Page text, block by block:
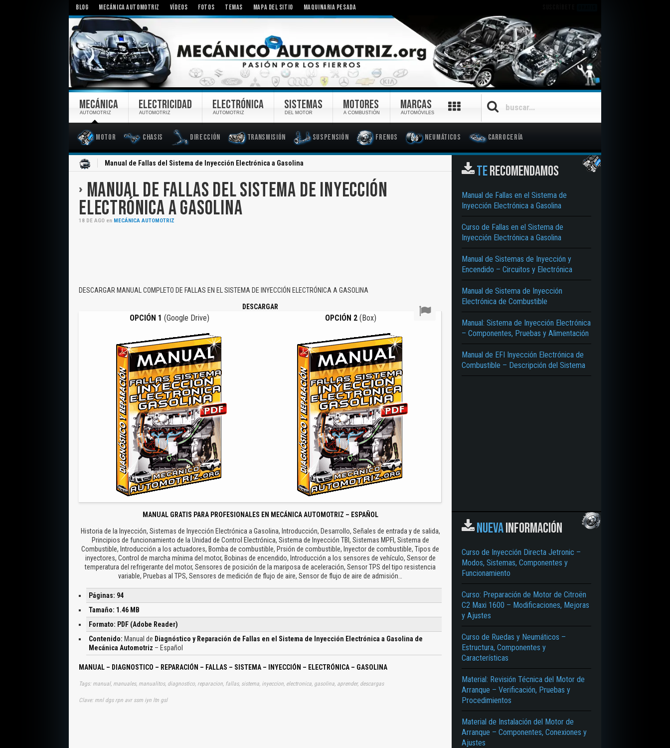
BLOG MECÁNICA AUTOMOTRIZ VÍDEOS FOTOS TEMAS MAPA DEL SITIO MAQUINARIA PESADA
MECÁNICA
AUTOMOTRIZ
Motor Chasis Dirección Transmisión Suspensión Frenos Neumáticos Carrocería
ELECTRICIDAD
AUTOMOTRIZ
ELECTRÓNICA
AUTOMOTRIZ
SISTEMAS
DEL MOTOR
MOTORES
A COMBUSTIÓN
MARCAS
AUTOMÓVILES
Manual de Fallas del Sistema de Inyección Electrónica a Gasolina
MANUAL DE FALLAS DEL SISTEMA DE INYECCIÓN
ELECTRÓNICA A GASOLINA
18 DE AGO en MECÁNICA AUTOMOTRIZ
DESCARGAR MANUAL COMPLETO DE FALLAS EN EL SISTEMA DE INYECCIÓN ELECTRÓNICA A GASOLINA
DESCARGAR
OPCIÓN 1 (Google Drive) OPCIÓN 2(Box)
MANUAL GRATIS PARA PROFESIONALES EN MECÁNICA AUTOMOTRIZ – ESPAÑOL
Historia de la Inyección, Sistemas de Inyección Electrónica a Gasolina, Introducción, Desarrollo, Señales de entrada y de salida,
Principios de funcionamiento de la Unidad de Control Electrónica, Sistema de Inyección TBI, Sistemas MPFI, Sistema de
Combustible, Introducción a los actuadores, Bomba de combustible, Prsión de combustible, Inyector de combustible, Tipos de
inyectores, Control de marcha mínima del motor, Bobinas de encendido, Introducción a los sensores de vehículo, Sensor de
temperatura del refrigerante del motor, Sensores de posición de la mariposa de aceleración, Sensor TPS del tipo resistencia
variable, Pruebas al TPS, Sensores de medición de flujo de aire, Sensor de flujo de aire de admisión…
Páginas: 94
Tamaño: 1.46 MB
Formato: PDF (Adobe Reader)
Contenido: Manual de Diagnóstico y Reparación de Fallas en el Sistema de Inyección Electrónica a Gasolina de
Mecánica Automotriz – Español
MANUAL – DIAGNOSTICO – REPARACIÓN – FALLAS – SISTEMA – INYECCIÓN – ELECTRÓNICA – GASOLINA
Tags: manual, manuales, manualitos, diagnostico, reparacion, fallas, sistema, inyeccion, electronica, gasolina, aprender, descargas
Clave: mnl dgs rpn avr ssm iyn ltn gsl
TERECOMENDAMOS
Manual de Fallas en el Sistema de
Inyección Electrónica a Gasolina
Curso de Fallas en el Sistema de
Inyección Electrónica a Gasolina
Manual de Sistemas de Inyección y
Encendido – Circuitos y Electrónica
Manual de Sistema de Inyección
Electrónica de Combustible
Manual: Sistema de Inyección Electrónica
– Componentes, Pruebas y Alimentación
Manual de EFI Inyección Electrónica de
Combustible – Descripción del Sistema
NUEVAINFORMACIÓN
Curso de Inyección Directa Jetronic –
Modos, Sistemas, Componentes y
Funcionamiento
Curso: Preparación de Motor de Citroën
C2 Maxi 1600 – Modificaciones, Mejoras
y Ajustes
Curso de Ruedas y Neumáticos –
Estructura, Componentes y
Características
Material: Revisión Técnica del Motor de
Arranque – Verificación, Pruebas y
Procedimientos
Material de Instalación del Motor de
Arranque – Componentes, Conexiones y
Ajustes